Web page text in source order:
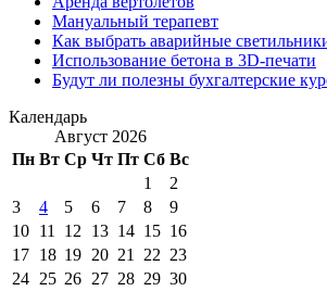
Мануальный терапевт
Как выбрать аварийные
Использование бетона в 3D-печати
Будут ли полезны бухгалтерские
Календарь
Август 2026
Пн Вт Ср Чт Пт Сб Вс
1
2
3
4 5 6 7 8
9
10 11 12 13 14 15 16
17 18 19 20 21 22 23
24 25 26 27 28 29 30